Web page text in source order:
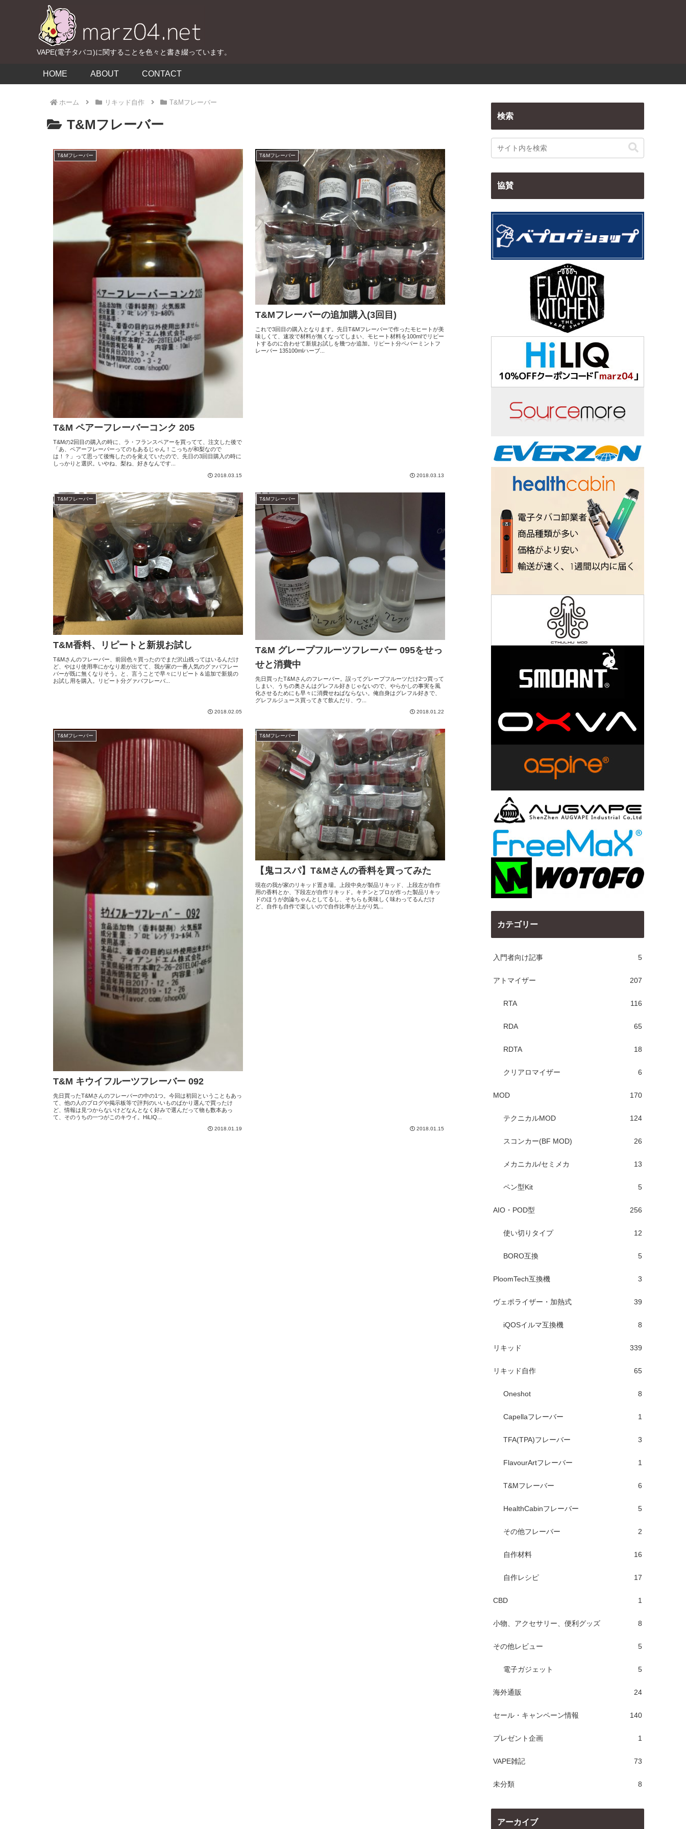
VAPE(電子タバコ)に関することを色々と書き綴っています。
HOME ABOUT CONTACT
ホーム リキッド自作 T&Mフレーバー
T&Mフレーバー
T&Mフレーバー
T&M ペアーフレーバーコンク 205
T&Mの2回目の購入の時に、ラ・フランスペアーを買ってて、注文した後で
「あ、ペアーフレーバーってのもあるじゃん！こっちが和梨なので
は！？」って思って後悔したのを覚えていたので、先日の3回目購入の時に
しっかりと選択。いやね、梨ね、好きなんです...
2018.03.15
T&Mフレーバー
T&Mフレーバーの追加購入(3回目)
これで3回目の購入となります。先日T&Mフレーバーで作ったモヒートが美
味しくて、速攻で材料が無くなってしまい、モヒート材料を100mlでリピー
トするのに合わせて新規お試しを幾つか追加。リピート分ペパーミントフ
レーバー 135100mlハーブ...
2018.03.13
T&Mフレーバー
T&M香料、リピートと新規お試し
T&Mさんのフレーバー、前回色々買ったのでまだ沢山残ってはいるんだけ
ど、やはり使用率にかなり差が出てて、我が家の一番人気のグァバフレー
バーが既に無くなりそう。と、言うことで早々にリピート＆追加で新規の
お試し用を購入。リピート分グァバフレーバ...
2018.02.05
T&Mフレーバー
T&M グレープフルーツフレーバー 095をせっ
せと消費中
先日買ったT&Mさんのフレーバー。誤ってグレープフルーツだけ2つ買って
しまい、うちの奥さんはグレフル好きじゃないので、やらかしの事実を風
化させるためにも早々に消費せねばならない。俺自身はグレフル好きで、
グレフルジュース買ってきて飲んだり、ウ...
2018.01.22
T&Mフレーバー
T&M キウイフルーツフレーバー 092
先日買ったT&Mさんのフレーバーの中の1つ。今回は初回ということもあっ
て、他の人のブログや掲示板等で評判のいいものばかり選んで買ったけ
ど、情報は見つからないけどなんとなく好みで選んだって物も数本あっ
て、そのうちの一つがこのキウイ。HiLIQ...
2018.01.19
T&Mフレーバー
【鬼コスパ】T&Mさんの香料を買ってみた
現在の我が家のリキッド置き場。上段中央が製品リキッド、上段左が自作
用の香料とか、下段左が自作リキッド。キチンとプロが作った製品リキッ
ドのほうが勿論ちゃんとしてるし、そちらも美味しく味わってるんだけ
ど、自作も自作で楽しいので自作比率が上がり気...
2018.01.15
検索
協賛
カテゴリー
入門者向け記事 5
アトマイザー 207
RTA 116
RDA 65
RDTA 18
クリアロマイザー 6
MOD 170
テクニカルMOD 124
スコンカー(BF MOD) 26
メカニカル/セミメカ 13
ペン型Kit 5
AIO・POD型 256
使い切りタイプ 12
BORO互換 5
PloomTech互換機 3
ヴェポライザー・加熱式 39
iQOSイルマ互換機 8
リキッド 339
リキッド自作 65
Oneshot 8
Capellaフレーバー 1
TFA(TPA)フレーバー 3
FlavourArtフレーバー 1
T&Mフレーバー 6
HealthCabinフレーバー 5
その他フレーバー 2
自作材料 16
自作レシピ 17
CBD 1
小物、アクセサリー、便利グッズ 8
その他レビュー 5
電子ガジェット 5
海外通販 24
セール・キャンペーン情報 140
プレゼント企画 1
VAPE雑記 73
未分類 8
アーカイブ